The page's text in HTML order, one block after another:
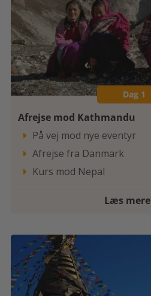
Dag 1
Afrejse mod Kathmandu
 På vej mod nye eventyr
 Afrejse fra Danmark
 Kurs mod Nepal
Læs mere